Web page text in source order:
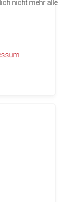
nicht mehr alle